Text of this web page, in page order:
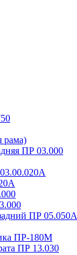
рама)
ПР 03.000
ПР 05.050A
ПР-180М
ПР 13.030